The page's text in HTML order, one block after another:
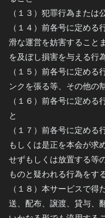
（１３）犯罪行為または
（１４）前各号に定め
滑な運営を妨害すること
を及ぼし損害を与える行
（１５）前各号に定める
ンクを張る等、その他の
（１６）前各号に定める
と
（１７）前各号に定め
もしくは是正を本会が求
せずもしくは放置する等
ものと疑われる行為をす
（１８）本サービスで
送、配布、譲渡、貸与、